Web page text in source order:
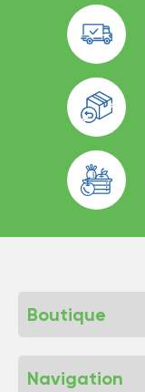
Boutique
Navigation